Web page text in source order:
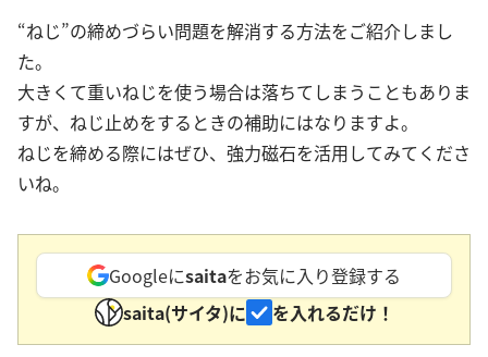
“ねじ”の締めづらい問題を解消する方法をご紹介しまし
た。
大きくて重いねじを使う場合は落ちてしまうこともありま
すが、ねじ止めをするときの補助にはなりますよ。
ねじを締める際にはぜひ、強力磁石を活用してみてくださ
いね。
Googleにsaitaをお気に入り登録する
saita(サイタ)に
を入れるだけ！